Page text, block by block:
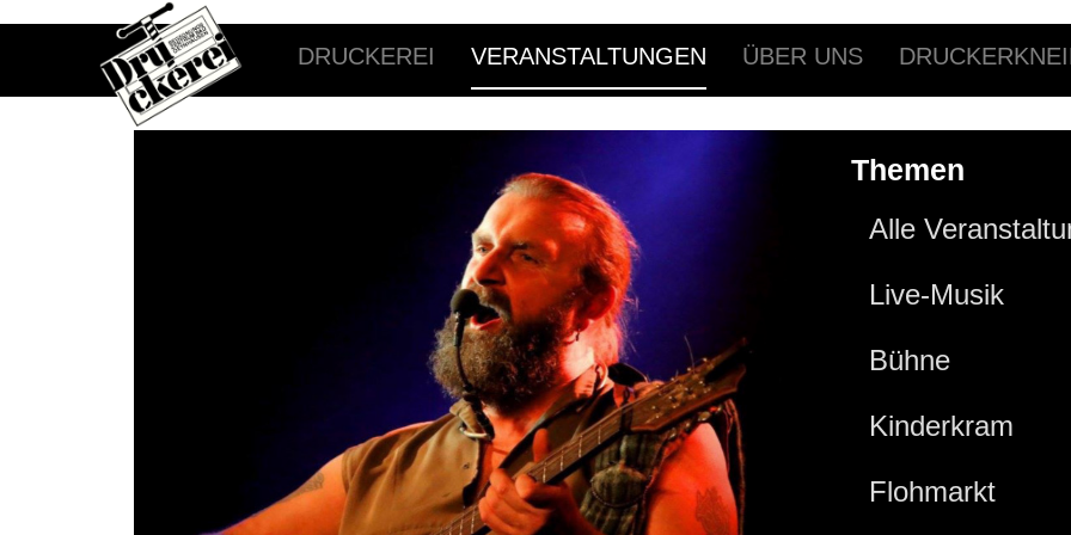
DRUCKEREI VERANSTALTUNGEN ÜBER UNS
Themen
Alle
Live-Musik
Bühne
Kinderkram
Flohmarkt